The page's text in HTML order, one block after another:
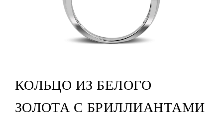
КОЛЬЦО ИЗ БЕЛОГО
ЗОЛОТА С БРИЛЛИАНТАМИ